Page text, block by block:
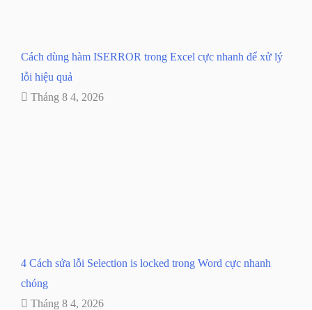
Cách dùng hàm ISERROR trong Excel cực nhanh để xử lý
lỗi hiệu quả
Tháng 8 4, 2026
4 Cách sửa lỗi Selection is locked trong Word cực nhanh
chóng
Tháng 8 4, 2026